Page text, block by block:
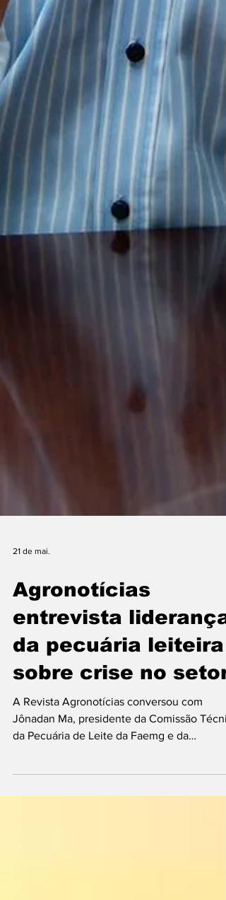
21 de mai.
Agronotícias
entrevista liderança
da pecuária leiteira
sobre crise no setor
A Revista Agronotícias conversou com
atual cenário da pecuária leiteira mineira e